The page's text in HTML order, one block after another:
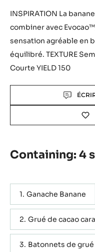
INSPIRATION La
combiner avec
sensation agréable en
équilibré. TEXTURE
Courte YIELD 150
Containing: 4
Ganache Banane
Grué de cacao
Batonnets de